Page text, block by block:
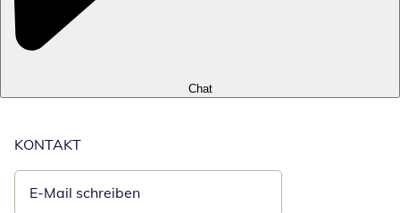
Chat
KONTAKT
E-Mail schreiben
Öffnet E-Mail-Client